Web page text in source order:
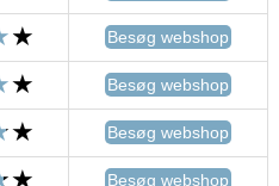
Besøg webshop
Besøg webshop
Besøg webshop
Besøg webshop